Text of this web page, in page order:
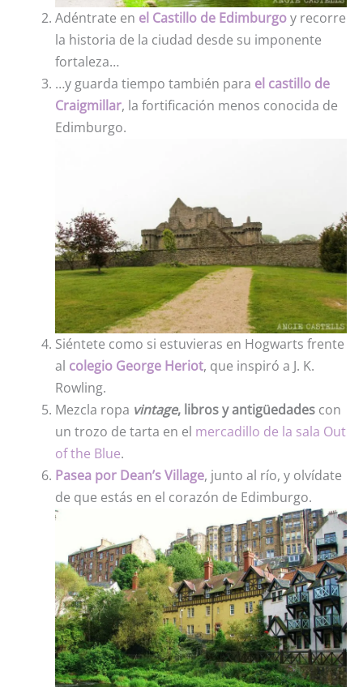
Adéntrate en el Castillo de Edimburgoy recorre
la historia de la ciudad desde su imponente
fortaleza…
…y guarda tiempo también para el castillo de
Craigmillar, la fortificación menos conocida de
Edimburgo.
Siéntete como si estuvieras en Hogwarts frente
al colegio George Heriot, que inspiró a J. K.
Rowling.
Mezcla ropa vintage, libros y antigüedades con
un trozo de tarta en el mercadillo de la sala Out
of the Blue.
Pasea por Dean’s Village, junto al río, y olvídate
de que estás en el corazón de Edimburgo.